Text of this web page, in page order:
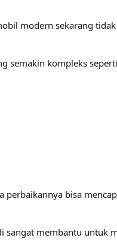
modern sekarang
semakin kompleks
perbaikannya bisa
sangat membantu